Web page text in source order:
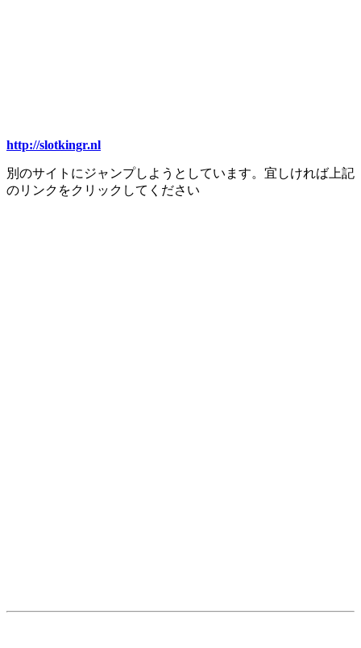
http://slotkingr.nl
別のサイトにジャンプしようとしています。宜しければ上記
のリンクをクリックしてください